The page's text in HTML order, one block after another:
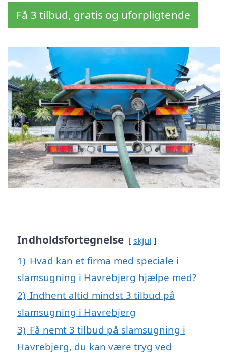
Få 3 tilbud, gratis og uforpligtende
Indholdsfortegnelse skjul
1) Hvad kan et firma med speciale i
slamsugning i Havrebjerg hjælpe med?
2) Indhent altid mindst 3 tilbud på
slamsugning i Havrebjerg
3) Få nemt 3 tilbud på slamsugning i
Havrebjerg, du kan være tryg ved